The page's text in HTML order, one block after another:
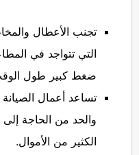
تجنب الأعطال
التي تتواجد في
ضغط كبير طول
تساعد أعمال
والحد من الحاجة إلى
الكثير من الأموال.